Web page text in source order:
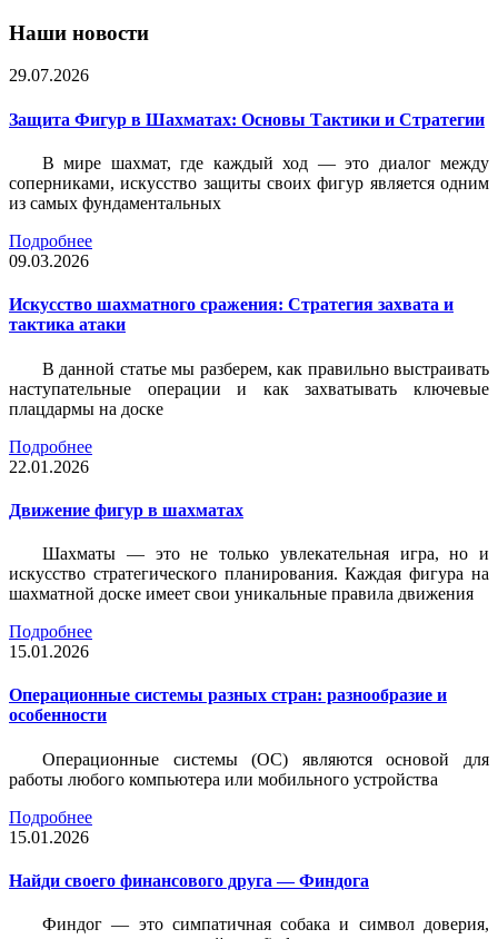
Наши новости
29.07.2026
Защита Фигур в Шахматах: Основы Тактики и Стратегии
В мире шахмат, где каждый ход — это диалог между
соперниками, искусство защиты своих фигур является одним
из самых фундаментальных
Подробнее
09.03.2026
Искусство шахматного сражения: Стратегия захвата и
тактика атаки
В данной статье мы разберем, как правильно выстраивать
наступательные операции и как захватывать ключевые
плацдармы на доске
Подробнее
22.01.2026
Движение фигур в шахматах
Шахматы — это не только увлекательная игра, но и
искусство стратегического планирования. Каждая фигура на
шахматной доске имеет свои уникальные правила движения
Подробнее
15.01.2026
Операционные системы разных стран: разнообразие и
особенности
Операционные системы (ОС) являются основой для
работы любого компьютера или мобильного устройства
Подробнее
15.01.2026
Найди своего финансового друга — Финдога
Финдог — это симпатичная собака и символ доверия,